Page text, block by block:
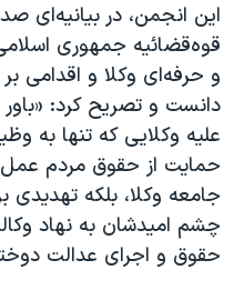
چهل سال گروگان‌گیری
قانون شفافیت دارائی کادر
اعتراضات مردمی آبان ۹۸
اسرائیل در جنگ
نرگس محمدی برنده جایزه
همایش محافظه‌کاران
صفحه‌های ویژه
این انجمن، در بیانیه‌ای
قوه‌قضائیه جمهوری
و حرفه‌ای وکلا و اقدامی
دانست و تصریح کرد:
علیه وکلایی که تنها به
حمایت از حقوق مردم عمل
جامعه وکلا، بلکه
چشم امیدشان به نهاد
حقوق و اجرای عدالت